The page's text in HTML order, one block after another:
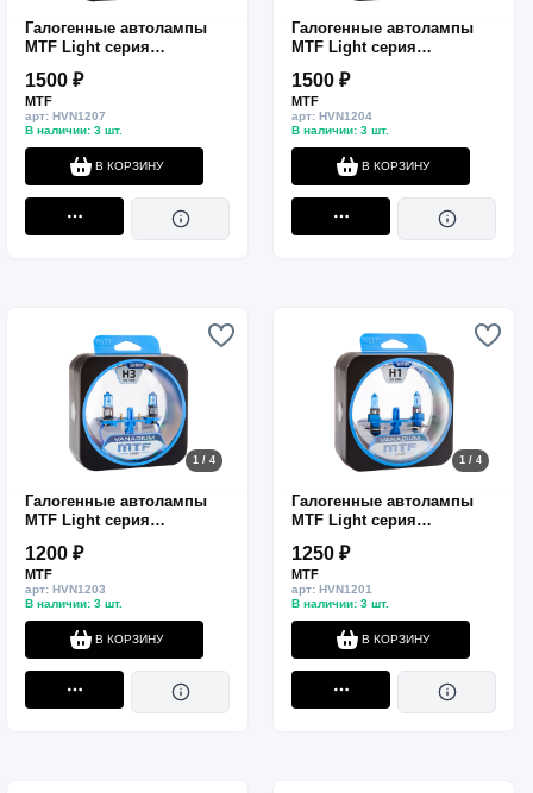
Галогенные автолампы
MTF Light серия
комп.
1500 ₽
MTF
арт: HVN1207
В наличии: 3 шт.
В КОРЗИНУ
Галогенные автолампы
MTF Light серия
60/55W, комп.
1500 ₽
MTF
арт: HVN1204
В наличии: 3 шт.
В КОРЗИНУ
1 / 4
Галогенные автолампы
MTF Light серия
комп.
1200 ₽
MTF
арт: HVN1203
В наличии: 3 шт.
В КОРЗИНУ
1 / 4
Галогенные автолампы
MTF Light серия
комп.
1250 ₽
MTF
арт: HVN1201
В наличии: 3 шт.
В КОРЗИНУ